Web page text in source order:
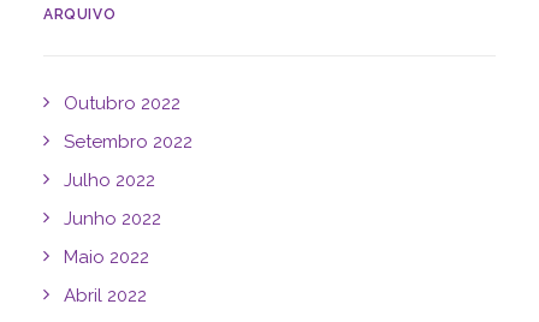
ARQUIVO
Outubro 2022
Setembro 2022
Julho 2022
Junho 2022
Maio 2022
Abril 2022